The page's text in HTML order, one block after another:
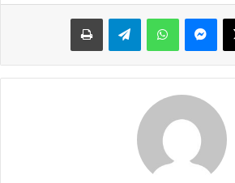
ماسنجر واتساب تيلقرام طباعة